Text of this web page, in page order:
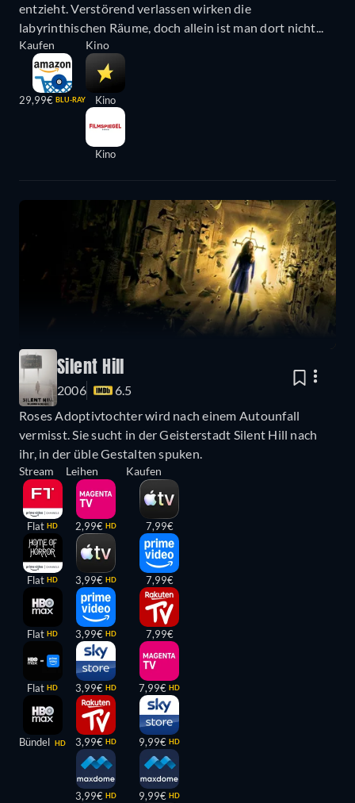
entzieht. Verstörend verlassen wirken die
labyrinthischen Räume, doch allein ist man dort nicht...
Kaufen
29,99€ BLU-RAY
Kino
Kino
Kino
Silent Hill
2006
6.5
Roses Adoptivtochter wird nach einem Autounfall
vermisst. Sie sucht in der Geisterstadt Silent Hill nach
ihr, in der üble Gestalten spuken.
Stream
Flat HD
Flat HD
Flat HD
Flat HD
Bündel HD
Leihen
2,99€ HD
3,99€ HD
3,99€ HD
3,99€ HD
3,99€ HD
3,99€ HD
Kaufen
7,99€
7,99€
7,99€
7,99€ HD
9,99€ HD
9,99€ HD